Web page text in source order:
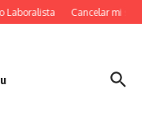
Cancelar mi